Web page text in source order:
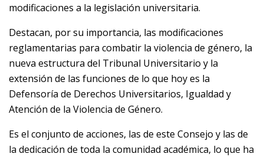
modificaciones a la legislación universitaria.
Destacan, por su importancia, las modificaciones
reglamentarias para combatir la violencia de género, la
nueva estructura del Tribunal Universitario y la
extensión de las funciones de lo que hoy es la
Defensoría de Derechos Universitarios, Igualdad y
Atención de la Violencia de Género.
Es el conjunto de acciones, las de este Consejo y las de
la dedicación de toda la comunidad académica, lo que ha